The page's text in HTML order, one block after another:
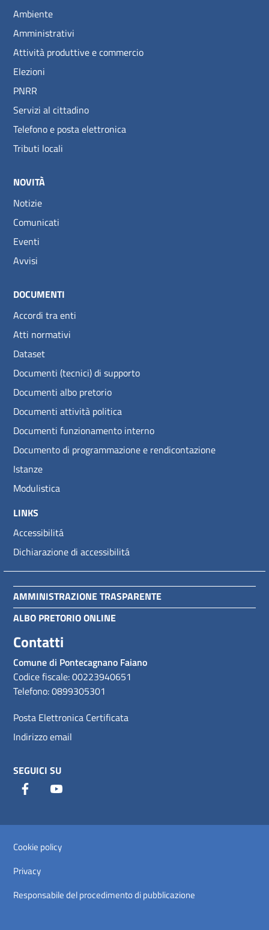
Ambiente
Amministrativi
Attività produttive e commercio
Elezioni
PNRR
Servizi al cittadino
Telefono e posta elettronica
Tributi locali
NOVITÀ
Notizie
Comunicati
Eventi
Avvisi
DOCUMENTI
Accordi tra enti
Atti normativi
Dataset
Documenti (tecnici) di supporto
Documenti albo pretorio
Documenti attività politica
Documenti funzionamento interno
Documento di programmazione e rendicontazione
Istanze
Modulistica
LINKS
Accessibilitá
Dichiarazione di accessibilitá
AMMINISTRAZIONE TRASPARENTE
ALBO PRETORIO ONLINE
Contatti
Comune di Pontecagnano Faiano
Codice fiscale: 00223940651
Telefono: 0899305301
Posta Elettronica Certificata
Indirizzo email
SEGUICI SU
Facebook
Cookie policy
Privacy
Responsabile del procedimento di pubblicazione